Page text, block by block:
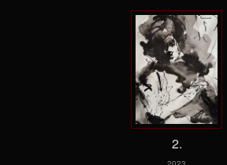
2.